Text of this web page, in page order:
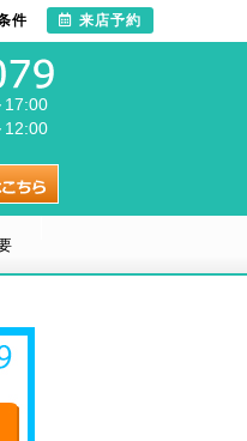
件 来店予約